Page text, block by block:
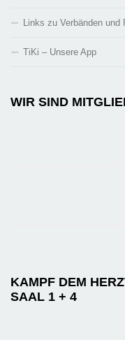
Links zu Verbänden und
TiKi – Unsere App
WIR SIND
KAMPF DEM
SAAL 1 + 4